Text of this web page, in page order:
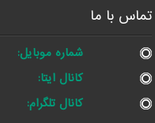
تماس با ما
شماره موبایل:
کانال ایتا:
کانال تلگرام: